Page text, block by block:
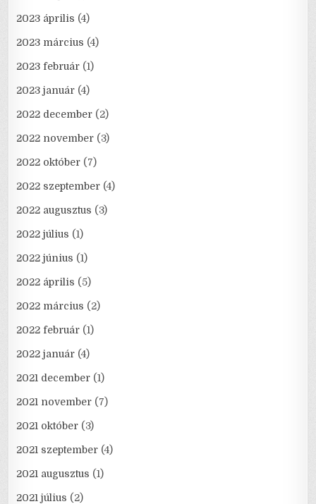
2023 április (4)
2023 március (4)
2023 február (1)
2023 január (4)
2022 december (2)
2022 november (3)
2022 október (7)
2022 szeptember (4)
2022 augusztus (3)
2022 július (1)
2022 június (1)
2022 április (5)
2022 március (2)
2022 február (1)
2022 január (4)
2021 december (1)
2021 november (7)
2021 október (3)
2021 szeptember (4)
2021 augusztus (1)
2021 július (2)